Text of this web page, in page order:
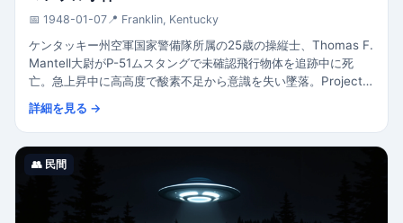
📅 1948-01-07 📍 Franklin, Kentucky
ケンタッキー州空軍国家警備隊所属の25歳の操縦士、Thomas F.
Mantell大尉がP-51ムスタングで未確認飛行物体を追跡中に死
亡。急上昇中に高高度で酸素不足から意識を失い墜落。Project
Blue Bookは機密だったSkyhook気球(高度100,000ft可能)の追跡
と結論。
詳細を見る →
👥 民間